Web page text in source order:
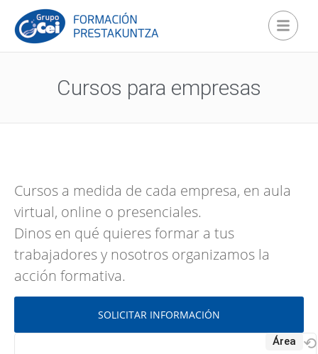
Cursos para empresas
Cursos a medida de cada empresa, en aula
virtual, online o presenciales.
Dinos en qué quieres formar a tus
trabajadores y nosotros organizamos la
acción formativa.
SOLICITAR INFORMACIÓN
Área ⟲